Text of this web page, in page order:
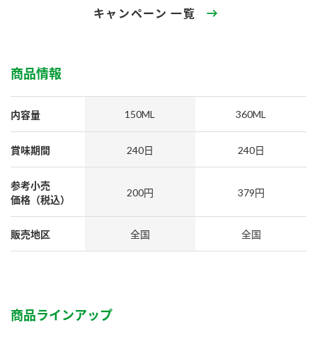
炊き込みご飯の素 米飯用調味液
納豆
鍋なび
PIN印
三ツ判山吹
千夜
スペシャルサイト
お酢を知ろう！
納豆の豆知識
環境への取り組み
各部門が大切にしていること
よくあるご質問
お問い合わせ
キャンペーン 一覧
商品情報
内容量 150ML 360ML
賞味期間 240日 240日
参考小売
価格（税込）
200円 379円
販売地区 全国 全国
商品ラインアップ